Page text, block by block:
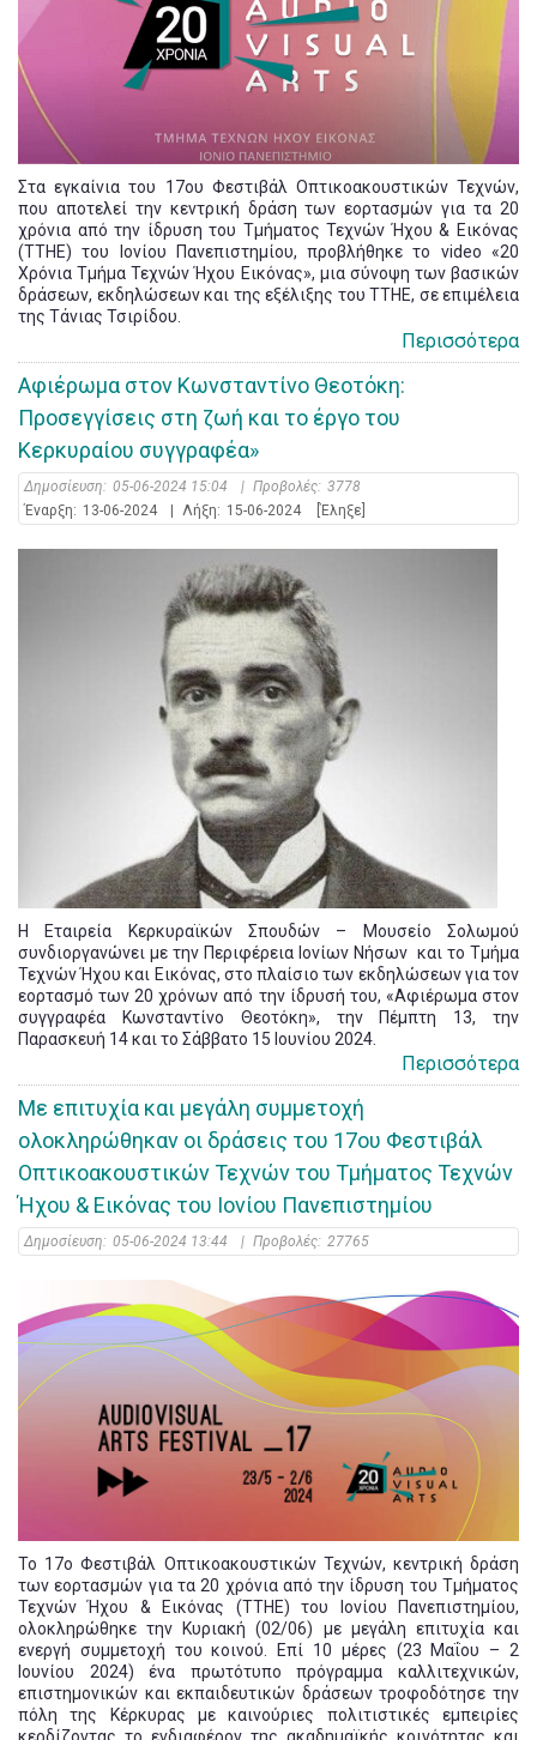
Στα εγκαίνια του 17ου Φεστιβάλ Οπτικοακουστικών Τεχνών,
που αποτελεί την κεντρική δράση των εορτασμών για τα 20
χρόνια από την ίδρυση του Τμήματος Τεχνών Ήχου & Εικόνας
(ΤΤΗΕ) του Ιονίου Πανεπιστημίου, προβλήθηκε το video «20
Χρόνια Τμήμα Τεχνών Ήχου Εικόνας», μια σύνοψη των βασικών
δράσεων, εκδηλώσεων και της εξέλιξης του ΤΤΗΕ, σε επιμέλεια
της Τάνιας Τσιρίδου.
Περισσότερα
Αφιέρωμα στον Κωνσταντίνο Θεοτόκη:
Προσεγγίσεις στη ζωή και το έργο του
Κερκυραίου συγγραφέα»
Δημοσίευση: 05-06-2024 15:04 | Προβολές: 3778
Έναρξη: 13-06-2024 | Λήξη: 15-06-2024 [Έληξε]
Η Εταιρεία Κερκυραϊκών Σπουδών – Μουσείο Σολωμού
συνδιοργανώνει με την Περιφέρεια Ιονίων Νήσων και το Τμήμα
Τεχνών Ήχου και Εικόνας, στο πλαίσιο των εκδηλώσεων για τον
εορτασμό των 20 χρόνων από την ίδρυσή του, «Αφιέρωμα στον
συγγραφέα Κωνσταντίνο Θεοτόκη», την Πέμπτη 13, την
Παρασκευή 14 και το Σάββατο 15 Ιουνίου 2024.
Περισσότερα
Mε επιτυχία και μεγάλη συμμετοχή
ολοκληρώθηκαν οι δράσεις του 17ου Φεστιβάλ
Οπτικοακουστικών Τεχνών του Τμήματος Τεχνών
Ήχου & Εικόνας του Ιονίου Πανεπιστημίου
Δημοσίευση: 05-06-2024 13:44 | Προβολές: 27765
Το 17ο Φεστιβάλ Οπτικοακουστικών Τεχνών, κεντρική δράση
των εορτασμών για τα 20 χρόνια από την ίδρυση του Τμήματος
Τεχνών Ήχου & Εικόνας (ΤΤΗΕ) του Ιονίου Πανεπιστημίου,
ολοκληρώθηκε την Κυριακή (02/06) με μεγάλη επιτυχία και
ενεργή συμμετοχή του κοινού. Επί 10 μέρες (23 Μαΐου – 2
Ιουνίου 2024) ένα πρωτότυπο πρόγραμμα καλλιτεχνικών,
επιστημονικών και εκπαιδευτικών δράσεων τροφοδότησε την
πόλη της Κέρκυρας με καινούριες πολιτιστικές εμπειρίες
κερδίζοντας το ενδιαφέρον της ακαδημαϊκής κοινότητας και